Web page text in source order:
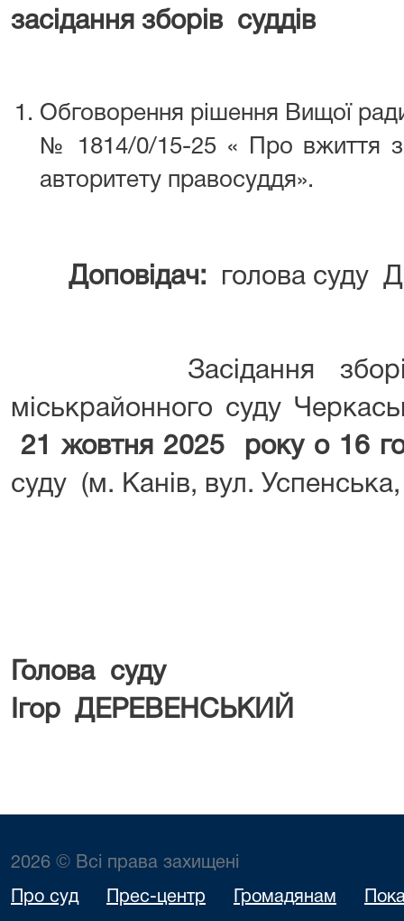
засідання зборів суддів
Обговорення рішення Вищої
№ 1814/0/15-25 « Про вжиття
авторитету правосуддя».
Доповідач: голова суду
Засідання зборів
міськрайонного суду
21 жовтня 2025 року о 16
суду (м. Канів, вул.
Ігор ДЕРЕВЕНСЬКИЙ
2026 © Всі права захищені
Про суд Прес-центр Громадянам